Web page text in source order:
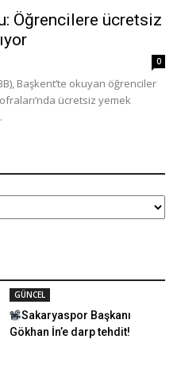
Öğrencilere ücretsiz
0
Başkent’te okuyan öğrenciler
ücretsiz yemek
GÜNCEL
Sakaryaspor Başkanı
Gökhan İn’e darp tehdit!